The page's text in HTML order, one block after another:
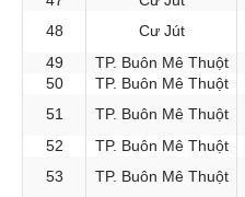
48
Cư Jút
49
TP. Buôn Mê Thuột
50
TP. Buôn Mê Thuột
51
TP. Buôn Mê Thuột
52
TP. Buôn Mê Thuột
53
TP. Buôn Mê Thuột